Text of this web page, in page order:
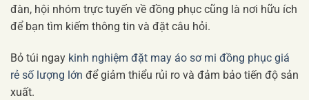
đàn, hội nhóm trực tuyến về đồng phục cũng là nơi hữu ích
để bạn tìm kiếm thông tin và đặt câu hỏi.
Bỏ túi ngay kinh nghiệm đặt may áo sơ mi đồng phục giá
rẻ số lượng lớn để giảm thiểu rủi ro và đảm bảo tiến độ sản
xuất.